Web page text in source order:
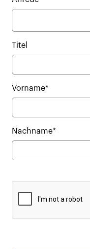
Titel
Vorname*
Nachname*